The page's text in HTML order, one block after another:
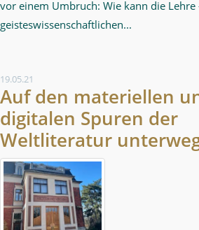
vor einem Umbruch: Wie kann die Lehre
geisteswissenschaftlichen...
19.05.21
Auf den materiellen
digitalen Spuren der
Weltliteratur